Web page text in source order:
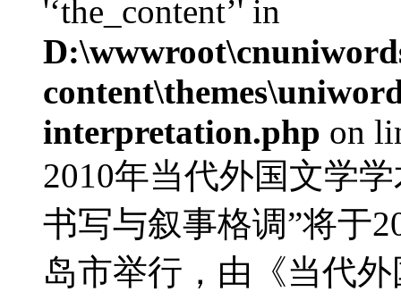
'‘the_content’' in
interpretation.php on
2010年当代外国文学
书写与叙事格调”将于
岛市举行，由《当代